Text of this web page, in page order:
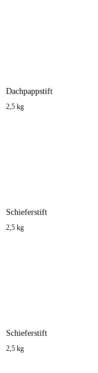
Dachpappstift
2,5 kg
Schieferstift
2,5 kg
Schieferstift
2,5 kg